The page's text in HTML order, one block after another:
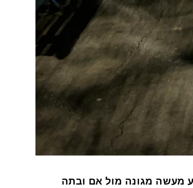
מעשה מגונה מול אם ובתה